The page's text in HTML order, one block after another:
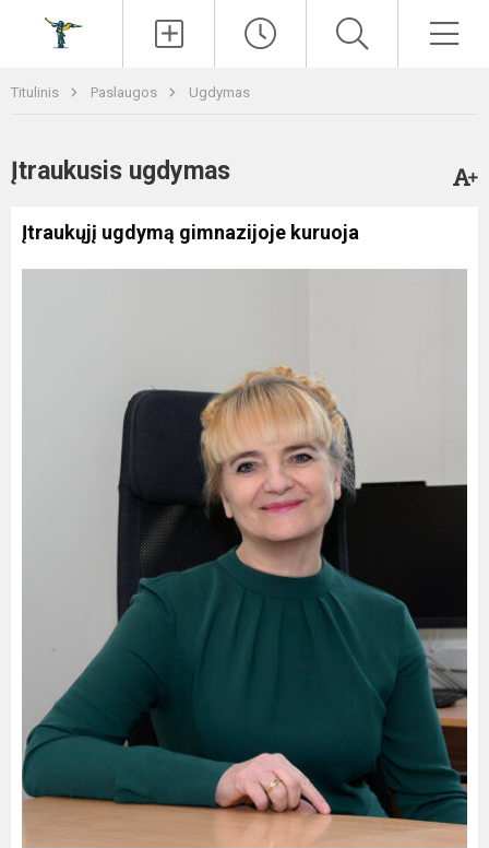
Titulinis Paslaugos Ugdymas
Įtraukusis ugdymas
Įtraukųjį ugdymą gimnazijoje kuruoja